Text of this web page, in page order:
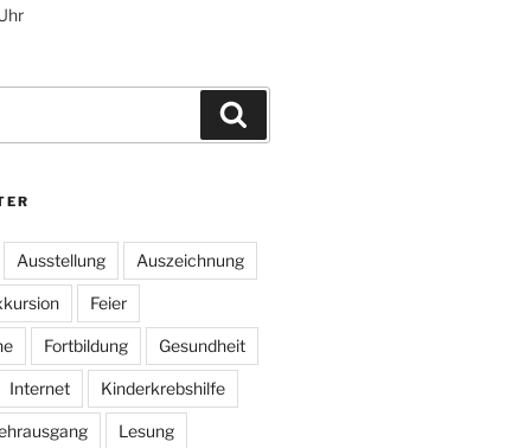
Ausstellung Auszeichnung
Feier
Fortbildung Gesundheit
Internet Kinderkrebshilfe
Lesung